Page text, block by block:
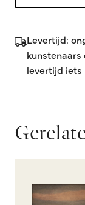
Levertijd:
kunstenaars
levertijd iets